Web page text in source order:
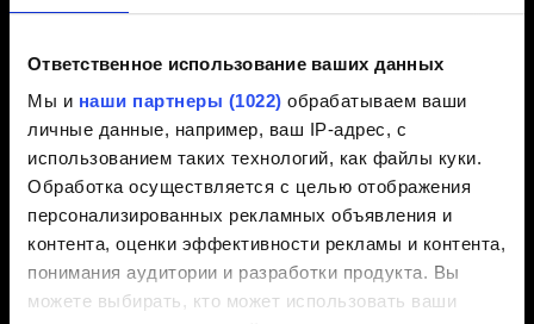
Ответственное использование ваших данных
Мы и наши партнеры (1022) обрабатываем ваши
личные данные, например, ваш IP-адрес, с
использованием таких технологий, как файлы куки.
Обработка осуществляется с целью отображения
персонализированных рекламных объявления и
контента, оценки эффективности рекламы и контента,
понимания аудитории и разработки продукта. Вы
можете выбирать, кто может использовать ваши
Короткое описание проблемы
Добавление файла
Вы можете прикрепить файл к вашему сообщению,
например скриншот трудностей с графикой.
Ограничения: 12 МБ.